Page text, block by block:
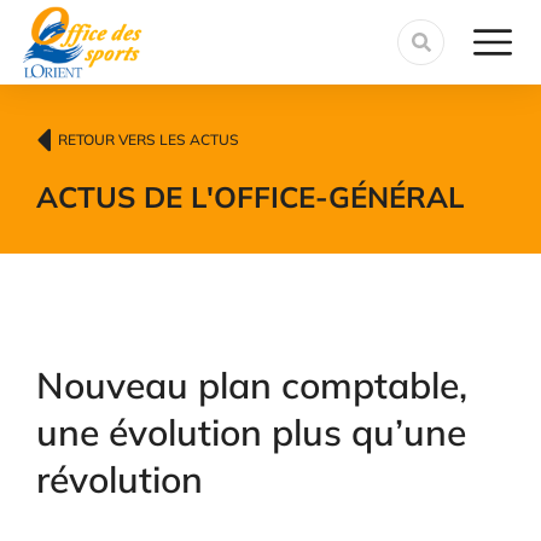
principal
RETOUR VERS LES ACTUS
ACTUS DE L'OFFICE-GÉNÉRAL
Nouveau plan comptable,
une évolution plus qu’une
révolution